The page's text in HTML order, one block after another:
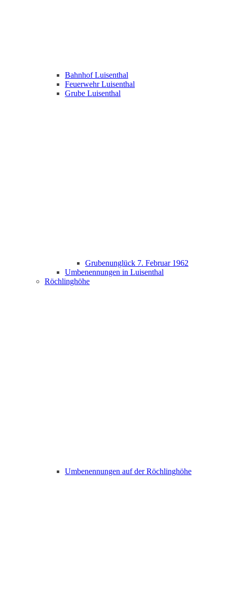
Bahnhof Luisenthal
Feuerwehr Luisenthal
Grube Luisenthal
Grubenunglück 7. Februar 1962
Umbenennungen in Luisenthal
Röchlinghöhe
Umbenennungen auf der Röchlinghöhe